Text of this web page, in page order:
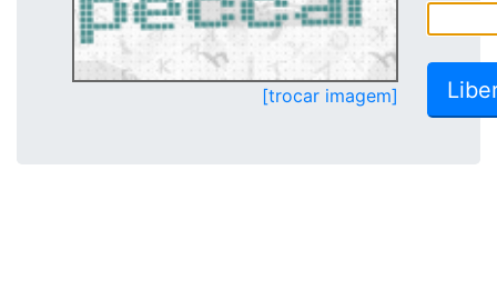
[trocar imagem]